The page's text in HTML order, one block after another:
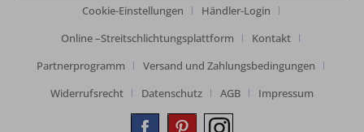
Cookie-Einstellungen
Händler-Login
Online –Streitschlichtungsplattform
Kontakt
Partnerprogramm
Versand und Zahlungsbedingungen
Widerrufsrecht
Datenschutz AGB Impressum